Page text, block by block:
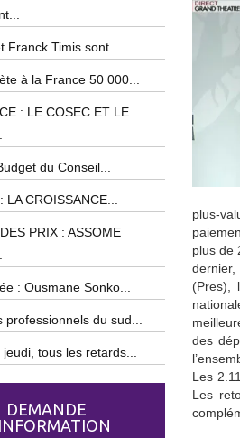
plus-
plus de
(Pres),
des
Les
Les
Franck Timis sont...
à la France 50 000...
: LE COSEC ET LE
du Conseil...
CROISSANCE...
PRIX : ASSOME
: Ousmane Sonko...
professionnels du sud...
tous les retards...
DEMANDE